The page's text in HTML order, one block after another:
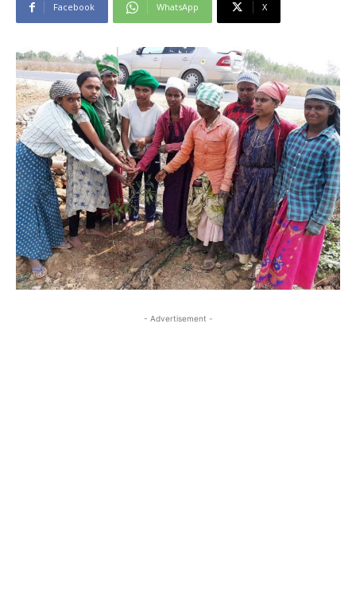
Facebook WhatsApp X
- Advertisement -